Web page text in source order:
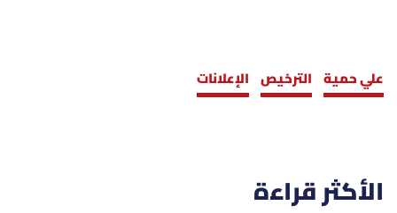
علي حمية الترخيص الإعلانات
الأكثر قراءة